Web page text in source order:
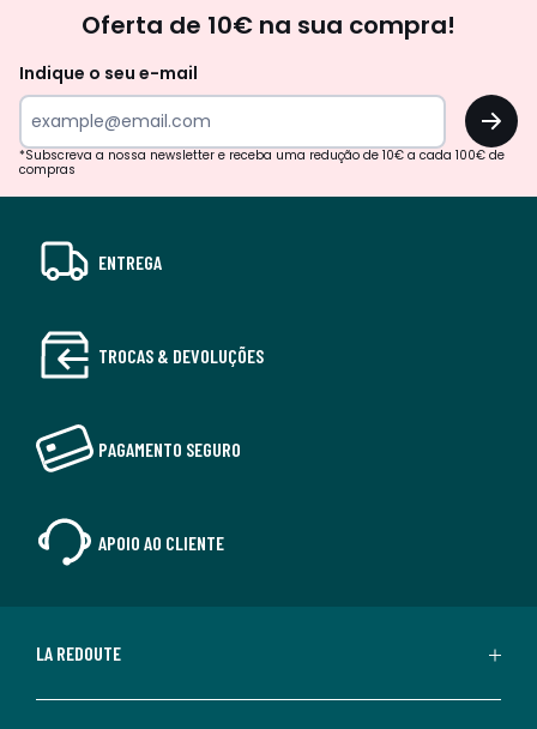
Oferta de 10€ na sua compra!
Indique o seu e-mail
OK
*Subscreva a nossa newsletter e receba uma redução de 10€ a cada 100€ de
compras
ENTREGA
TROCAS & DEVOLUÇÕES
PAGAMENTO SEGURO
APOIO AO CLIENTE
LA REDOUTE